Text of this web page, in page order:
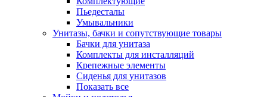
Пьедесталы
Умывальники
Унитазы, бачки и сопутствующие товары
Бачки для унитаза
Комплекты для инсталляций
Крепежные элементы
Сиденья для унитазов
Показать все